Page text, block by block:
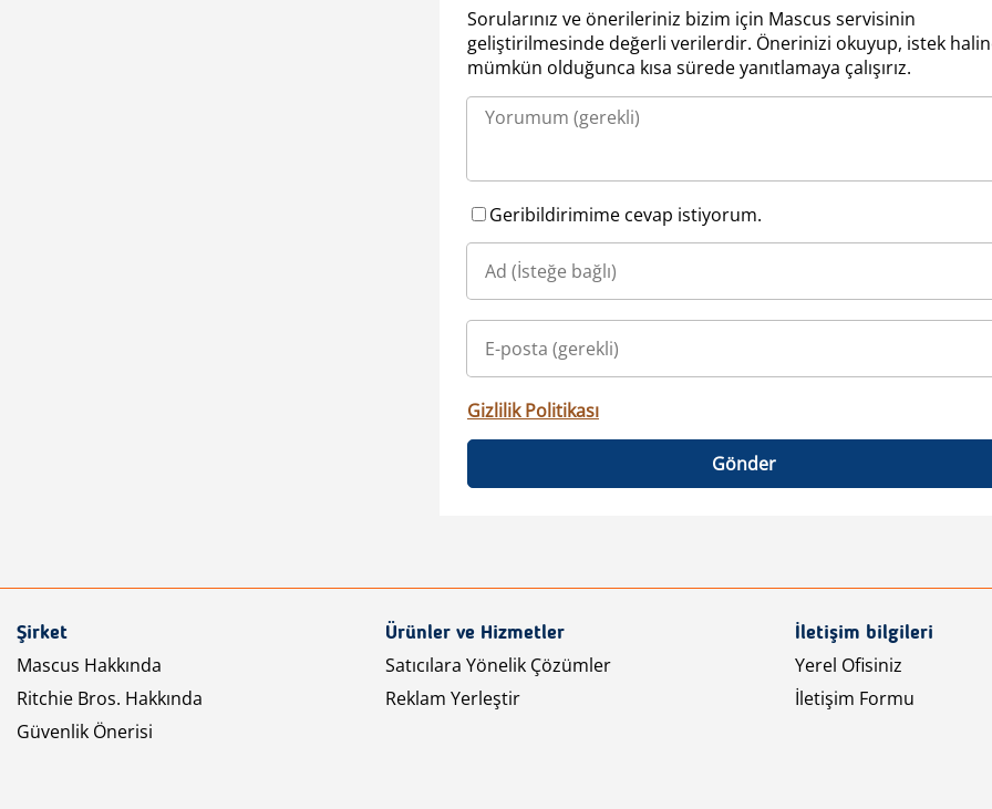
Sorularınız ve önerileriniz bizim için Mascus servisinin
geliştirilmesinde değerli verilerdir. Önerinizi okuyup, istek
mümkün olduğunca kısa sürede yanıtlamaya çalışırız.
Geribildirimime cevap istiyorum.
Gizlilik Politikası
Gönder
Şirket
Mascus Hakkında
Ritchie Bros. Hakkında
Güvenlik Önerisi
Ürünler ve Hizmetler
Satıcılara Yönelik Çözümler
Reklam Yerleştir
İletişim bilgileri
Yerel Ofisiniz
İletişim Formu